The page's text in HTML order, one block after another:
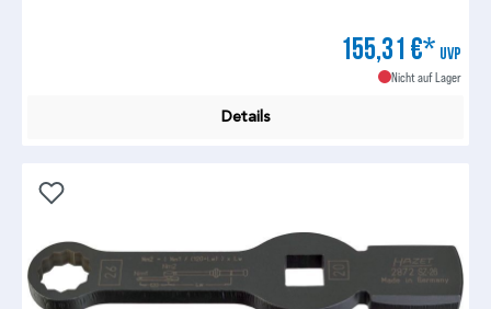
155,31 €* UVP
Nicht auf Lager
Details